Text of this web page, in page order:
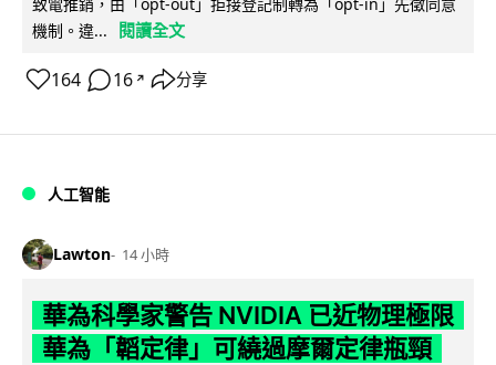
機制。違...
閱讀全文
164 16 ↗ 分享
人工智能
Lawton 14 小時
華為科學家警告 NVIDIA 已近物理極限
華為「韜定律」可繞過摩爾定律瓶頸